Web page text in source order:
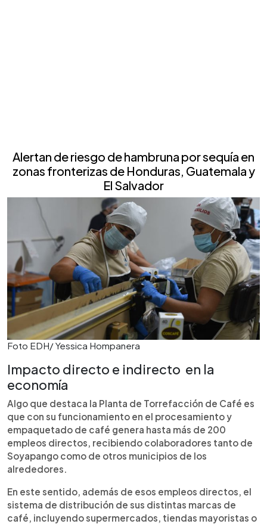
Alertan de riesgo de hambruna por sequía en
zonas fronterizas de Honduras, Guatemala y
El Salvador
Foto EDH/ Yessica Hompanera
Impacto directo e indirecto en la
economía
Algo que destaca la Planta de Torrefacción de Café es
que con su funcionamiento en el procesamiento y
empaquetado de café genera hasta más de 200
empleos directos, recibiendo colaboradores tanto de
Soyapango como de otros municipios de los
alrededores.
En este sentido, además de esos empleos directos, el
sistema de distribución de sus distintas marcas de
café, incluyendo supermercados, tiendas mayoristas o